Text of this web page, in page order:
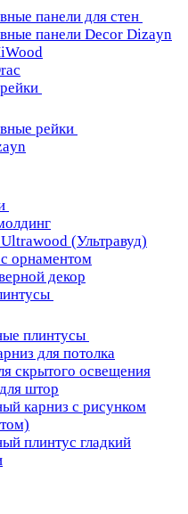
панели для стен
панели Decor Dizayn
рейки
(Ультравуд)
орнаментом
декор
плинтусы
для потолка
скрытого освещения
штор
карниз с рисунком
плинтус гладкий